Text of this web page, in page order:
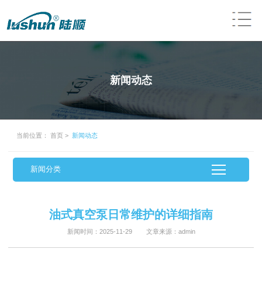
新闻动态
当前位置： 首页 > 新闻动态
新闻分类
油式真空泵日常维护的详细指南
新闻时间：2025-11-29 文章来源：admin